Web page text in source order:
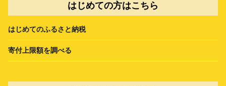
はじめての方はこちら
はじめてのふるさと納税
寄付上限額を調べる